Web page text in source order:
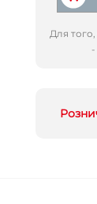
Для
-